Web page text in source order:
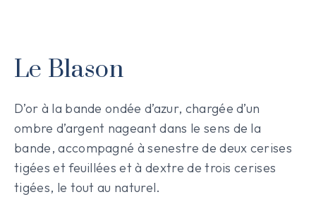
Le Blason
D’or à la bande ondée d’azur, chargée d’un
ombre d’argent nageant dans le sens de la
bande, accompagné à senestre de deux cerises
tigées et feuillées et à dextre de trois cerises
tigées, le tout au naturel.